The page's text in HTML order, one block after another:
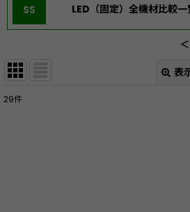
SS LED（固定）全機材比較一
表
29件